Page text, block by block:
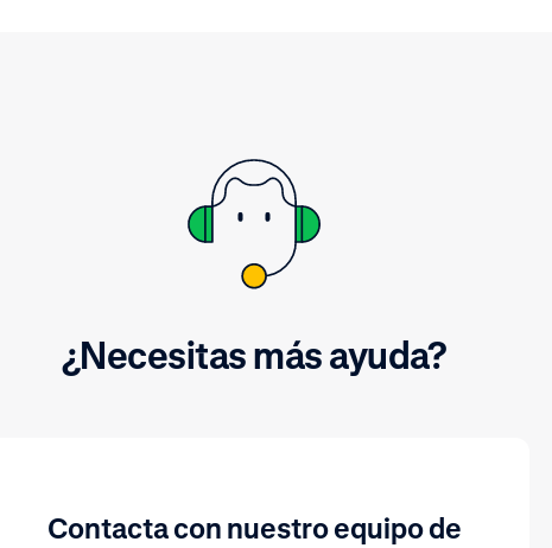
¿Necesitas más ayuda?
Contacta con nuestro equipo de